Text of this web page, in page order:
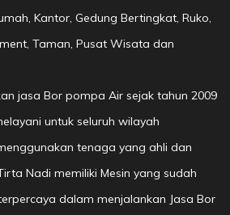
Kantor, Gedung Bertingkat, Ruko,
Taman, Pusat Wisata dan
jasa Bor pompa Air sejak tahun 2009
untuk seluruh wilayah
tenaga yang ahli dan
Nadi memiliki Mesin yang sudah
dalam menjalankan Jasa Bor